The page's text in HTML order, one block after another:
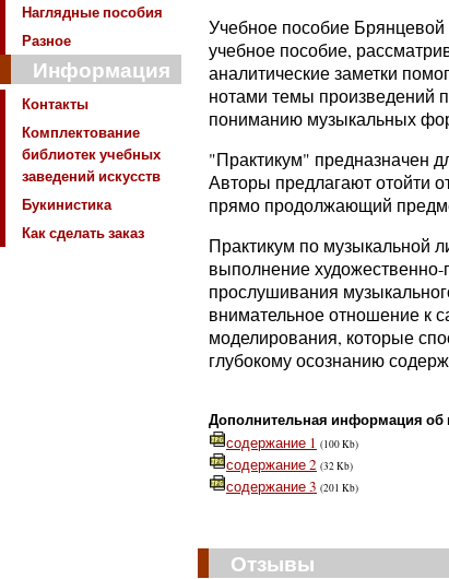
Наглядные пособия
Разное
Информация
Контакты
Комплектование
библиотек учебных
заведений искусств
Букинистика
Как сделать заказ
Учебное пособие Брянцевой
учебное пособие,
аналитические заметки
нотами темы произведений
пониманию музыкальных
"Практикум" предназначен
Авторы предлагают отойти
прямо продолжающий
Практикум по музыкальной
выполнение
прослушивания
внимательное отношение к
моделирования, которые
глубокому осознанию
Дополнительная информация об
содержание 1 (100 Kb)
содержание 2 (32 Kb)
содержание 3 (201 Kb)
Отзывы